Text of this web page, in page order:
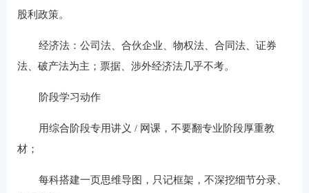
股利政策。
经济法：公司法、合伙企业、物权法、合同法、证券
法、破产法为主；票据、涉外经济法几乎不考。
阶段学习动作
用综合阶段专用讲义 / 网课，不要翻专业阶段厚重教
材；
每科搭建一页思维导图，只记框架，不深挖细节分录、